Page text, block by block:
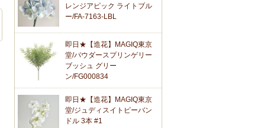
レンジアピック ライトブル
ー/FA-7163-LBL
即日★【造花】MAGIQ東京
堂/パウダースプリンゲリー
ブッシュ グリー
ン/FG000834
即日★【造花】MAGIQ東京
堂/ジュディスイトピーバン
ドル 3本 #1